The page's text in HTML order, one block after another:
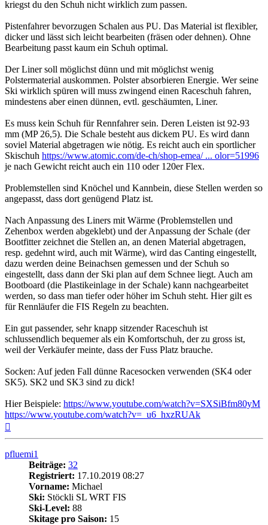
kriegst du den Schuh nicht wirklich zum passen.
Pistenfahrer bevorzugen Schalen aus PU. Das Material ist flexibler,
dicker und lässt sich leicht bearbeiten (fräsen oder dehnen). Ohne
Bearbeitung passt kaum ein Schuh optimal.
Der Liner soll möglichst dünn und mit möglichst wenig
Polstermaterial auskommen. Polster absorbieren Energie. Wer seine
Ski wirklich spüren will muss zwingend einen Raceschuh fahren,
mindestens aber einen dünnen, evtl. geschäumten, Liner.
Es muss kein Schuh für Rennfahrer sein. Deren Leisten ist 92-93
mm (MP 26,5). Die Schale besteht aus dickem PU. Es wird dann
soviel Material abgetragen wie nötig. Es reicht auch ein sportlicher
Skischuh https://www.atomic.com/de-ch/shop-emea/ ... olor=51996
je nach Gewicht reicht auch ein 110 oder 120er Flex.
Problemstellen sind Knöchel und Kannbein, diese Stellen werden so
angepasst, dass dort genügend Platz ist.
Nach Anpassung des Liners mit Wärme (Problemstellen und
Zehenbox werden abgeklebt) und der Anpassung der Schale (der
Bootfitter zeichnet die Stellen an, an denen Material abgetragen,
resp. gedehnt wird, auch mit Wärme), wird das Canting eingestellt,
dazu werden deine Beinachsen gemessen und der Schuh so
eingestellt, dass dann der Ski plan auf dem Schnee liegt. Auch am
Bootboard (die Plastikeinlage in der Schale) kann nachgearbeitet
werden, so dass man tiefer oder höher im Schuh steht. Hier gilt es
für Rennläufer die FIS Regeln zu beachten.
Ein gut passender, sehr knapp sitzender Raceschuh ist
schlussendlich bequemer als ein Komfortschuh, der zu gross ist,
weil der Verkäufer meinte, dass der Fuss Platz brauche.
Socken: Auf jeden Fall dünne Racesocken verwenden (SK4 oder
SK5). SK2 und SK3 sind zu dick!
Hier Beispiele: https://www.youtube.com/watch?v=SXSiBfm80yM
https://www.youtube.com/watch?v=_u6_hxzRUAk
pfluemi1
Beiträge: 32
Registriert: 17.10.2019 08:27
Vorname: Michael
Ski: Stöckli SL WRT FIS
Ski-Level: 88
Skitage pro Saison: 15